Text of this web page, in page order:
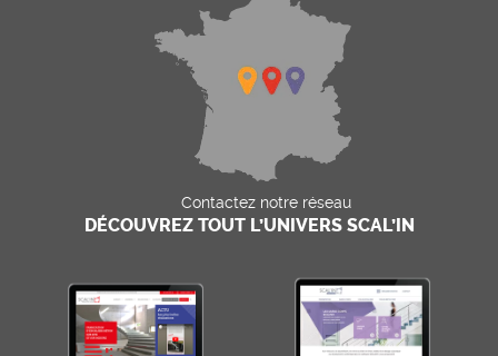
Contactez notre réseau
DÉCOUVREZ TOUT L’UNIVERS SCAL’IN